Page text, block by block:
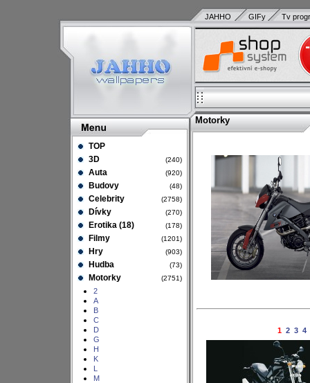
TOP
3D
(240)
Auta (920)
Budovy (48)
Celebrity (2758)
Dívky (270)
Erotika (18) (178)
Filmy (1201)
Hry (903)
Hudba (73)
Motorky (2751)
2
A
B
C
D
G
H
K
L
M
JAHHO GIFy Tv
Motorky
1 2 3 4